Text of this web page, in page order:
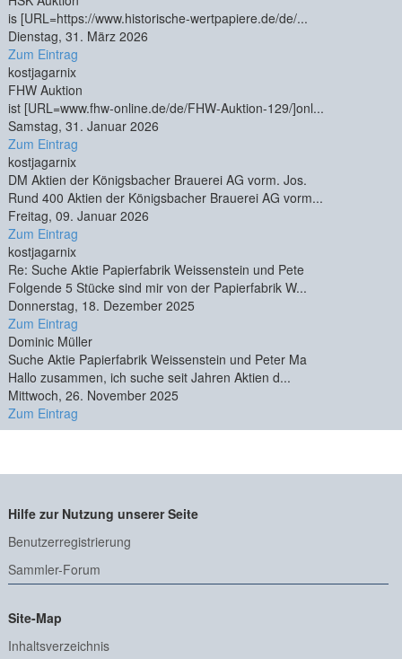
is [URL=https://www.historische-wertpapiere.de/de/...
Dienstag, 31. März 2026
Zum Eintrag
kostjagarnix
FHW Auktion
ist [URL=www.fhw-online.de/de/FHW-Auktion-129/]onl...
Samstag, 31. Januar 2026
Zum Eintrag
kostjagarnix
DM Aktien der Königsbacher Brauerei AG vorm. Jos.
Rund 400 Aktien der Königsbacher Brauerei AG vorm...
Freitag, 09. Januar 2026
Zum Eintrag
kostjagarnix
Re: Suche Aktie Papierfabrik Weissenstein und Pete
Folgende 5 Stücke sind mir von der Papierfabrik W...
Donnerstag, 18. Dezember 2025
Zum Eintrag
Dominic Müller
Suche Aktie Papierfabrik Weissenstein und Peter Ma
Hallo zusammen, ich suche seit Jahren Aktien d...
Mittwoch, 26. November 2025
Zum Eintrag
Hilfe zur Nutzung unserer Seite
Benutzerregistrierung
Sammler-Forum
Site-Map
Inhaltsverzeichnis